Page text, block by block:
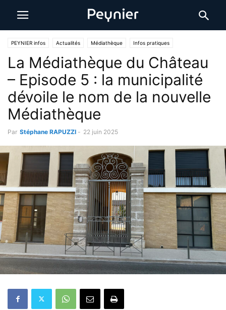
PEYNIER infos Actualités Médiathèque Infos pratiques
La Médiathèque du Château
– Episode 5 : la municipalité
dévoile le nom de la nouvelle
Médiathèque
Par Stéphane RAPUZZI - 22 juin 2025